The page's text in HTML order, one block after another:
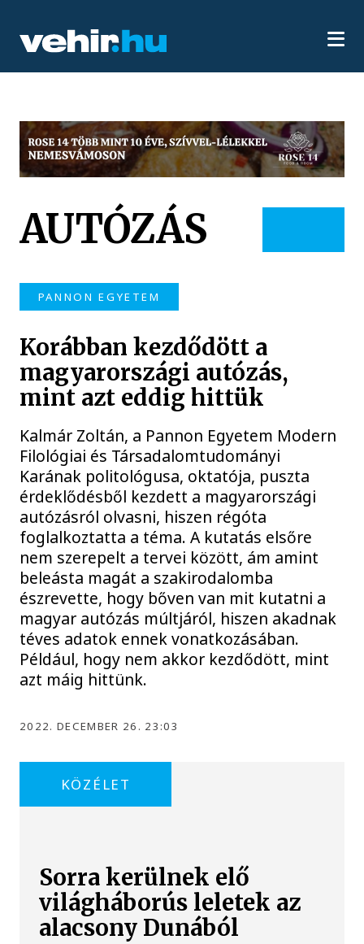
AUTÓZÁS
PANNON EGYETEM
Korábban kezdődött a
magyarországi autózás,
mint azt eddig hittük
Kalmár Zoltán, a Pannon Egyetem Modern
Filológiai és Társadalomtudományi
Karának politológusa, oktatója, puszta
érdeklődésből kezdett a magyarországi
autózásról olvasni, hiszen régóta
foglalkoztatta a téma. A kutatás elsőre
nem szerepelt a tervei között, ám amint
beleásta magát a szakirodalomba
észrevette, hogy bőven van mit kutatni a
magyar autózás múltjáról, hiszen akadnak
téves adatok ennek vonatkozásában.
Például, hogy nem akkor kezdődött, mint
azt máig hittünk.
2022. DECEMBER 26. 23:03
KÖZÉLET
Sorra kerülnek elő
világháborús leletek az
alacsony Dunából